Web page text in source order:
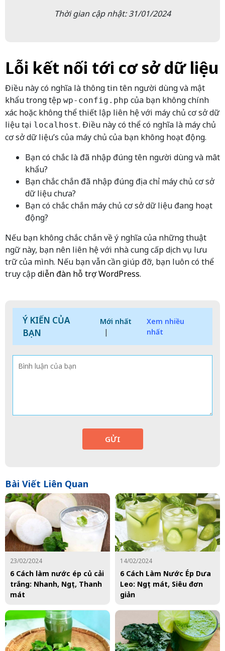
Thời gian cập nhật: 31/01/2024
Lỗi kết nối tới cơ sở dữ liệu
Điều này có nghĩa là thông tin tên người dùng và mật
khẩu trong tệp wp-config.php của bạn không chính
xác hoặc không thể thiết lập liên hệ với máy chủ cơ sở dữ
liệu tại localhost. Điều này có thể có nghĩa là máy chủ
cơ sở dữ liệu’s của máy chủ của bạn không hoạt động.
Bạn có chắc là đã nhập đúng tên người dùng và mât
khẩu?
Bạn chắc chắn đã nhập đúng địa chỉ máy chủ cơ sở
dữ liệu chưa?
Bạn có chắc chắn máy chủ cơ sở dữ liệu đang hoạt
động?
Nếu bạn không chắc chắn về ý nghĩa của những thuật
ngữ này, bạn nên liên hệ với nhà cung cấp dịch vụ lưu
trữ của mình. Nếu bạn vẫn cần giúp đỡ, bạn luôn có thể
truy cậpdiễn đàn hỗ trợ WordPress.
Ý KIẾN CỦA
BẠN
Mới nhất
|
Xem nhiều
nhất
GỬI
Bài Viết Liên Quan
23/02/2024
6 Cách làm nước ép củ cải
trắng: Nhanh, Ngọt, Thanh
mát
14/02/2024
6 Cách Làm Nước Ép Dưa
Leo: Ngọt mát, Siêu đơn
giản